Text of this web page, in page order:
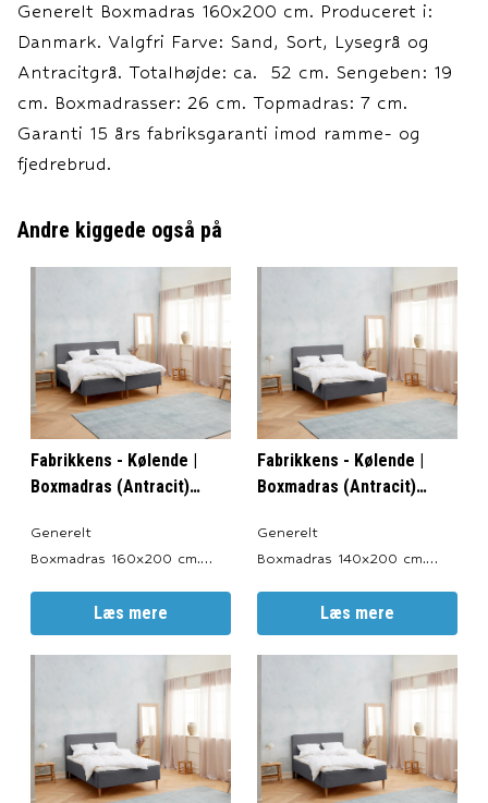
Generelt Boxmadras 160x200 cm. Produceret i:
Danmark. Valgfri Farve: Sand, Sort, Lysegrå og
Antracitgrå. Totalhøjde: ca. 52 cm. Sengeben: 19
cm. Boxmadrasser: 26 cm. Topmadras: 7 cm.
Garanti 15 års fabriksgaranti imod ramme- og
fjedrebrud.
Andre kiggede også på
Fabrikkens - Kølende |
Boxmadras (Antracit)
Generelt
Boxmadras 160x200 cm.
Valgfri Farve: Antracitgrå,
Lysegrå, Sort og Sand.
Boxmadrasser: 30 cm.
Topmadras: ca. 7 cm.
Garanti 15 års
fabriksgaranti imod ramme-
Læs mere
Fabrikkens - Kølende |
Boxmadras (Antracit)
Generelt
Boxmadras 140x200 cm.
Valgfri Farve: Antracitgrå,
Lysegrå, Sort og Sand.
Boxmadras: 30 cm.
Topmadras: ca. 7 cm.
Garanti 15 års
fabriksgaranti imod ramme-
Læs mere